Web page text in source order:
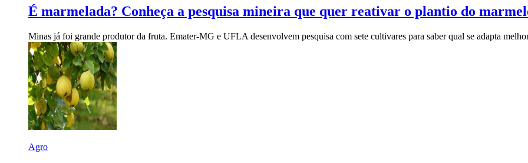
É marmelada? Conheça a pesquisa mineira que quer reativar o plantio do
Minas já foi grande produtor da fruta. Emater-MG e UFLA desenvolvem pesquisa com sete cultivares para saber qual se adapta
Agro